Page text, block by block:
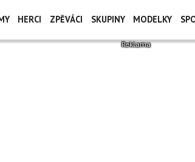
HERCI ZPĚVÁCI SKUPINY MODELKY